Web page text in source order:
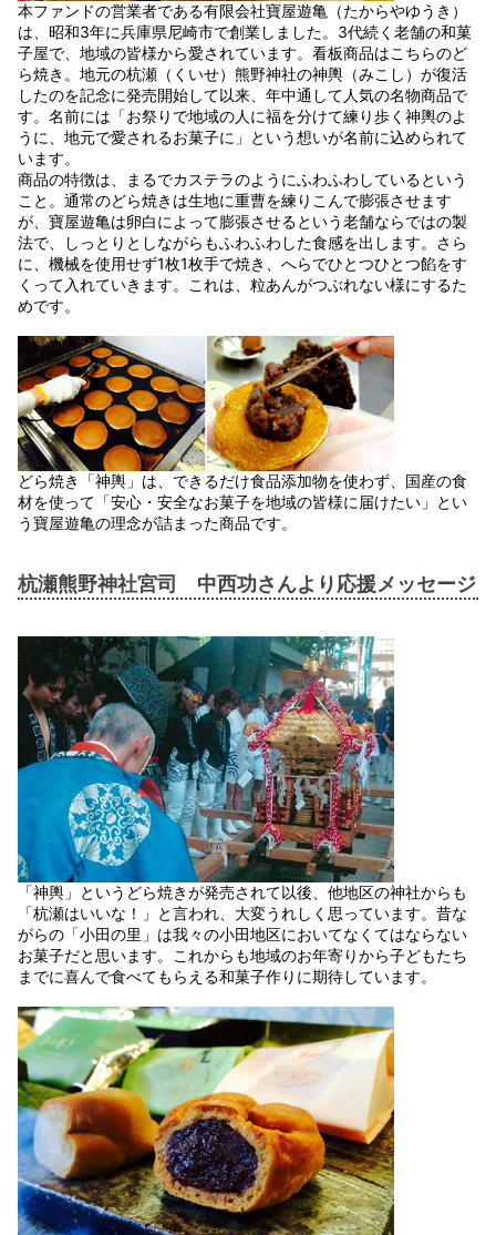
本ファンドの営業者である有限会社寶屋遊亀（たからやゆうき）
は、昭和3年に兵庫県尼崎市で創業しました。3代続く老舗の和菓
子屋で、地域の皆様から愛されています。看板商品はこちらのど
ら焼き。地元の杭瀬（くいせ）熊野神社の神輿（みこし）が復活
したのを記念に発売開始して以来、年中通して人気の名物商品で
す。名前には「お祭りで地域の人に福を分けて練り歩く神輿のよ
うに、地元で愛されるお菓子に」という想いが名前に込められて
います。
商品の特徴は、まるでカステラのようにふわふわしているという
こと。通常のどら焼きは生地に重曹を練りこんで膨張させます
が、寶屋遊亀は卵白によって膨張させるという老舗ならではの製
法で、しっとりとしながらもふわふわした食感を出します。さら
に、機械を使用せず1枚1枚手で焼き、へらでひとつひとつ餡をす
くって入れていきます。これは、粒あんがつぶれない様にするた
めです。
どら焼き「神輿」は、できるだけ食品添加物を使わず、国産の食
材を使って「安心・安全なお菓子を地域の皆様に届けたい」とい
う寶屋遊亀の理念が詰まった商品です。
杭瀬熊野神社宮司 中西功さんより応援メッセージ
「神輿」というどら焼きが発売されて以後、他地区の神社からも
「杭瀬はいいな！」と言われ、大変うれしく思っています。昔な
がらの「小田の里」は我々の小田地区においてなくてはならない
お菓子だと思います。これからも地域のお年寄りから子どもたち
までに喜んで食べてもらえる和菓子作りに期待しています。